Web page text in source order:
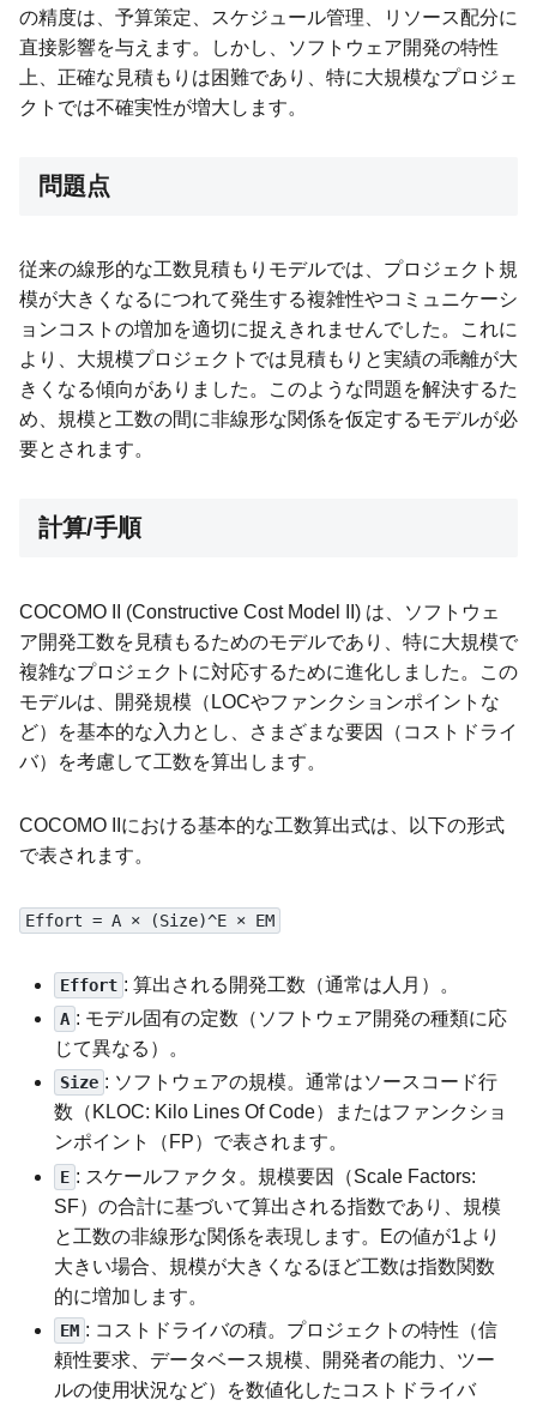
の精度は、予算策定、スケジュール管理、リソース配分に
直接影響を与えます。しかし、ソフトウェア開発の特性
上、正確な見積もりは困難であり、特に大規模なプロジェ
クトでは不確実性が増大します。
問題点
従来の線形的な工数見積もりモデルでは、プロジェクト規
模が大きくなるにつれて発生する複雑性やコミュニケーシ
ョンコストの増加を適切に捉えきれませんでした。これに
より、大規模プロジェクトでは見積もりと実績の乖離が大
きくなる傾向がありました。このような問題を解決するた
め、規模と工数の間に非線形な関係を仮定するモデルが必
要とされます。
計算/手順
COCOMO II (Constructive Cost Model II) は、ソフトウェ
ア開発工数を見積もるためのモデルであり、特に大規模で
複雑なプロジェクトに対応するために進化しました。この
モデルは、開発規模（LOCやファンクションポイントな
ど）を基本的な入力とし、さまざまな要因（コストドライ
バ）を考慮して工数を算出します。
COCOMO IIにおける基本的な工数算出式は、以下の形式
で表されます。
Effort = A × (Size)^E × EM
Effort : 算出される開発工数（通常は人月）。
A : モデル固有の定数（ソフトウェア開発の種類に応
じて異なる）。
Size : ソフトウェアの規模。通常はソースコード行
数（KLOC: Kilo Lines Of Code）またはファンクショ
ンポイント（FP）で表されます。
E : スケールファクタ。規模要因（Scale Factors:
SF）の合計に基づいて算出される指数であり、規模
と工数の非線形な関係を表現します。Eの値が1より
大きい場合、規模が大きくなるほど工数は指数関数
的に増加します。
EM : コストドライバの積。プロジェクトの特性（信
頼性要求、データベース規模、開発者の能力、ツー
ルの使用状況など）を数値化したコストドライバ